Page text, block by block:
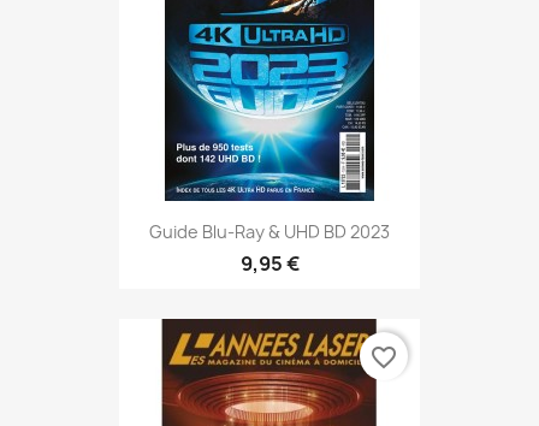
Guide Blu-Ray & UHD BD 2023
9,95 €
favorite_border